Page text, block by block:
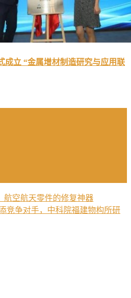
成立 “金属增材制造研究与应用联
航空航天零件的修复神器
竞争对手，中科院福建物构所研